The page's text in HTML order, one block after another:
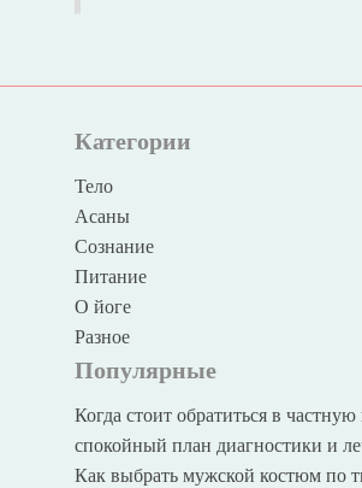
Категории
Тело
Асаны
Сознание
Питание
О йоге
Разное
Популярные
Когда стоит обратиться в
спокойный план диагностики и
Как выбрать мужской костюм по